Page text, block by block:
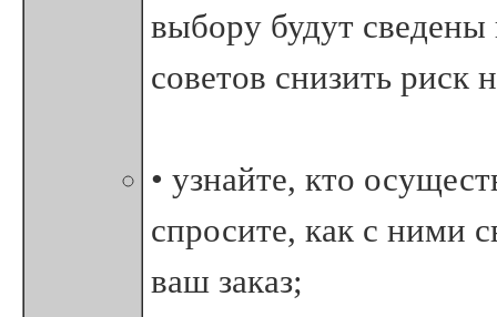
выбору будут сведены
советов снизить риск
• узнайте, кто
спросите, как с ними
ваш заказ;